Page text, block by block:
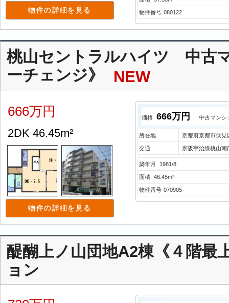
物件の詳細を見る 物件番号 080122
桃山セントラルハイツ 中古
ーチェンジ》
NEW
666万円
2DK 46.45m²
物件の詳細を見る
価格 666万円 中古マンシ
所在地 京都府京都市伏見
交通 京阪宇治線桃山南
築年月 1981/8
面積 46.45m²
物件番号 070905
醍醐上ノ山団地A2棟《４階
ョン